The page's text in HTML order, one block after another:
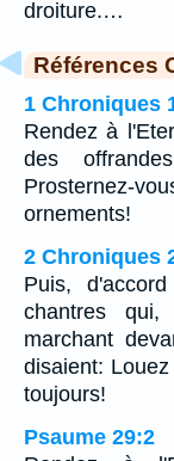
droiture.…
Références
1 Chroniques
Rendez à
des
Prosternez-
ornements!
2 Chroniques
Puis,
chantres qui,
marchant
disaient:
toujours!
Psaume 29:2